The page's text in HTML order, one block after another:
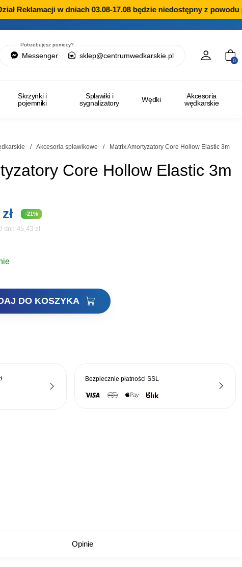
Reklamacji w dniach 03.08-17.08 będzie niedostępny z powodu
Potrzebujesz pomocy?
Messenger sklep@centrumwedkarskie.pl
0
Skrzynki i
pojemniki
Spławiki i
sygnalizatory
Wędki
Akcesoria
wędkarskie
/ Akcesoria spławikowe /
Matrix Amortyzatory Core Hollow Elastic 3m
Core Hollow Elastic 3m
złAktualna
cena
-21%
dni:45,43 zł
DO KOSZYKA
Bezpiecznie płatnościSSL
Opinie